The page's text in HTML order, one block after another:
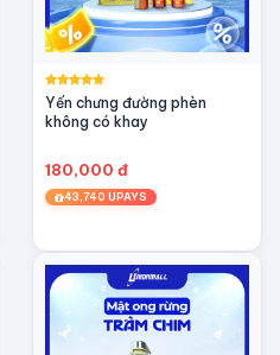
Yến chưng đường phèn
không có khay
180,000 đ
43,740 UPAYS